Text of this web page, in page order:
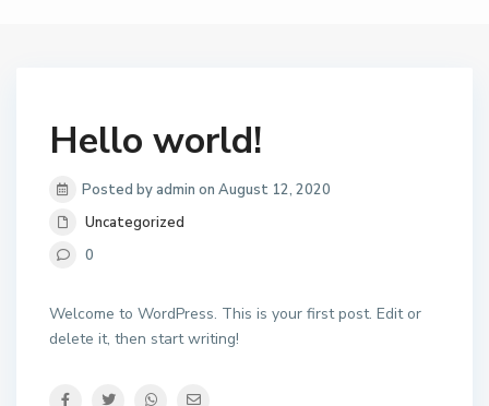
Hello world!
Posted by admin on August 12, 2020
Uncategorized
0
Welcome to WordPress. This is your first post. Edit or
delete it, then start writing!